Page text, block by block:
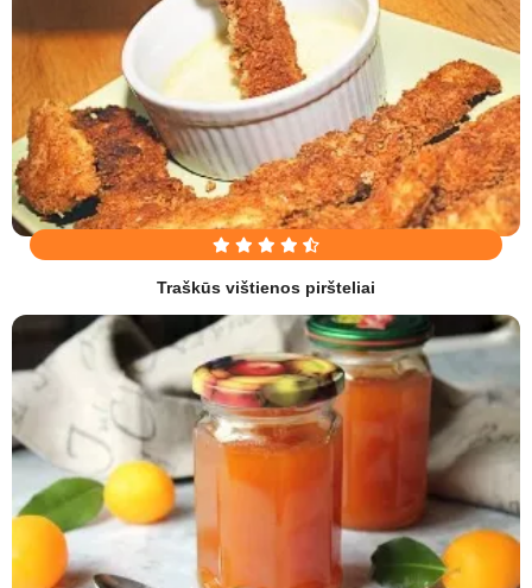
Traškūs vištienos piršteliai